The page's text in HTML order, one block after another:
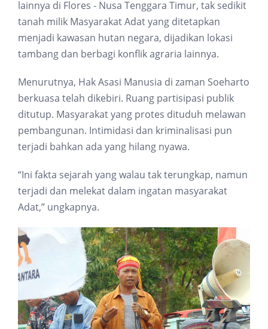
lainnya di Flores - Nusa Tenggara Timur, tak sedikit
tanah milik Masyarakat Adat yang ditetapkan
menjadi kawasan hutan negara, dijadikan lokasi
tambang dan berbagi konflik agraria lainnya.
Menurutnya, Hak Asasi Manusia di zaman Soeharto
berkuasa telah dikebiri. Ruang partisipasi publik
ditutup. Masyarakat yang protes dituduh melawan
pembangunan. Intimidasi dan kriminalisasi pun
terjadi bahkan ada yang hilang nyawa.
“Ini fakta sejarah yang walau tak terungkap, namun
terjadi dan melekat dalam ingatan masyarakat
Adat,” ungkapnya.